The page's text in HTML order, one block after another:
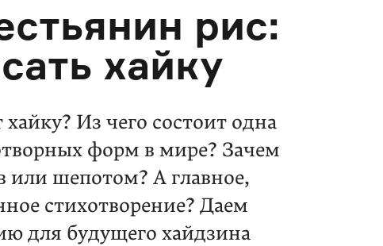
рис:
хайку
Из чего состоит одна
форм в мире? Зачем
или шепотом? А главное,
стихотворение? Даем
для будущего хайдзина